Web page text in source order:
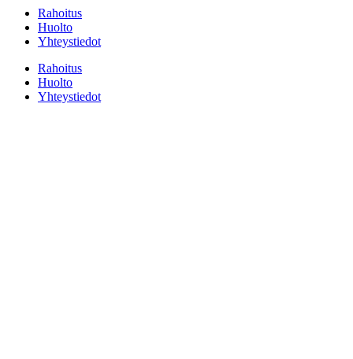
Rahoitus
Huolto
Yhteystiedot
Rahoitus
Huolto
Yhteystiedot